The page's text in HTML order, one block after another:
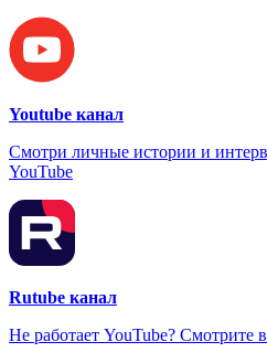
Youtube канал
Смотри личные истории и
YouTube
Rutube канал
Не работает YouTube? Смотрите